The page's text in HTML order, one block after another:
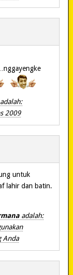
adalah:
2009
untuk
lahir dan batin.
adalah:
Anda